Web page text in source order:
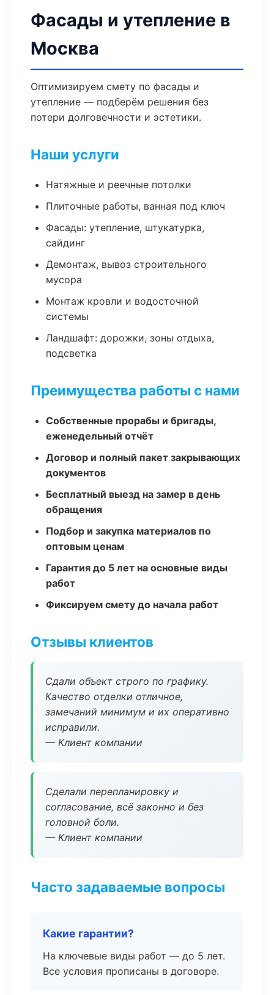
Фасады и утепление в
Москва
Оптимизируем смету по фасады и
утепление — подберём решения без
потери долговечности и эстетики.
Наши услуги
Натяжные и реечные потолки
Плиточные работы, ванная под ключ
Фасады: утепление, штукатурка,
сайдинг
Демонтаж, вывоз строительного
мусора
Монтаж кровли и водосточной
системы
Ландшафт: дорожки, зоны отдыха,
подсветка
Преимущества работы с нами
Собственные прорабы и бригады,
еженедельный отчёт
Договор и полный пакет закрывающих
документов
Бесплатный выезд на замер в день
обращения
Подбор и закупка материалов по
оптовым ценам
Гарантия до 5 лет на основные виды
работ
Фиксируем смету до начала работ
Отзывы клиентов
Сдали объект строго по графику.
Качество отделки отличное,
замечаний минимум и их оперативно
исправили.
— Клиент компании
Сделали перепланировку и
согласование, всё законно и без
головной боли.
— Клиент компании
Часто задаваемые вопросы
Какие гарантии?
На ключевые виды работ — до 5 лет.
Все условия прописаны в договоре.